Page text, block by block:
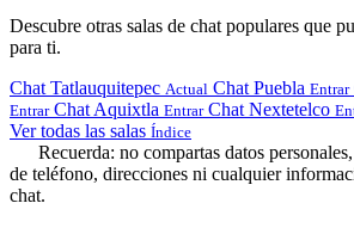
Descubre otras salas de chat populares que
para ti.
Chat Tatlauquitepec Actual Chat Puebla Entrar
Entrar Chat Aquixtla Entrar Chat Nextetelco
Ver todas las salas Índice
Recuerda: no compartas datos
de teléfono, direcciones ni cualquier
chat.